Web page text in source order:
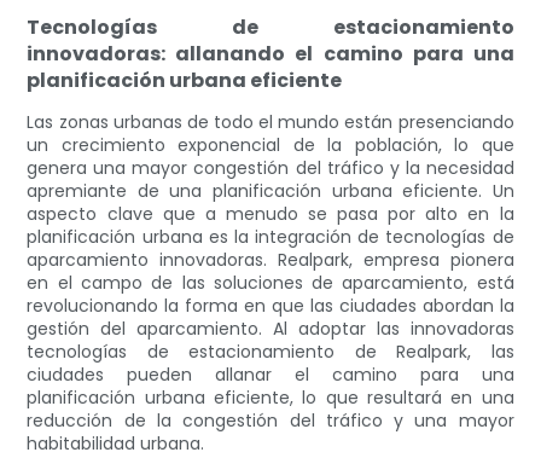
Tecnologías de estacionamiento
innovadoras: allanando el camino para una
planificación urbana eficiente
Las zonas urbanas de todo el mundo están presenciando
un crecimiento exponencial de la población, lo que
genera una mayor congestión del tráfico y la necesidad
apremiante de una planificación urbana eficiente. Un
aspecto clave que a menudo se pasa por alto en la
planificación urbana es la integración de tecnologías de
aparcamiento innovadoras. Realpark, empresa pionera
en el campo de las soluciones de aparcamiento, está
revolucionando la forma en que las ciudades abordan la
gestión del aparcamiento. Al adoptar las innovadoras
tecnologías de estacionamiento de Realpark, las
ciudades pueden allanar el camino para una
planificación urbana eficiente, lo que resultará en una
reducción de la congestión del tráfico y una mayor
habitabilidad urbana.